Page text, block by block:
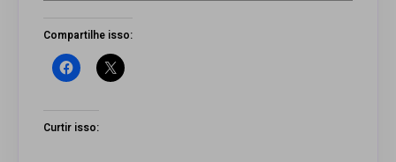
Compartilhe isso:
Curtir isso: